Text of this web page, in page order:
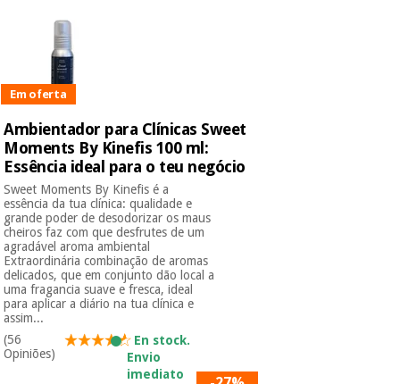
Instrumental
cirúrgico
(liquidação)
Em oferta
Ambientador para Clínicas Sweet
Moments By Kinefis 100 ml:
Essência ideal para o teu negócio
Sweet Moments By Kinefis é a
essência da tua clínica: qualidade e
grande poder de desodorizar os maus
cheiros faz com que desfrutes de um
agradável aroma ambiental
Extraordinária combinação de aromas
delicados, que em conjunto dão local a
uma fragancia suave e fresca, ideal
para aplicar a diário na tua clínica e
assim...
(56
Opiniões)
En stock.
Envio
imediato